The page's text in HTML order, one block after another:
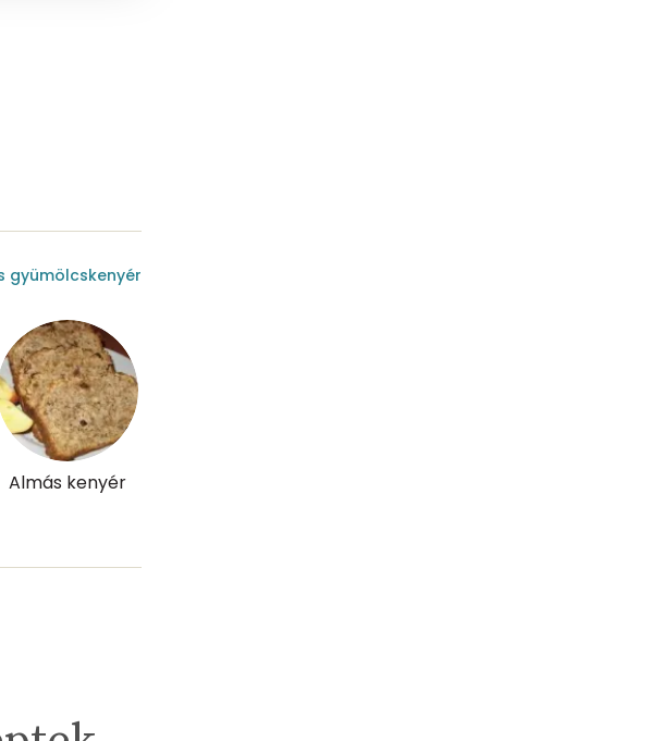
70.5 g
23 mg
gyümölcskenyér
Almás kenyér